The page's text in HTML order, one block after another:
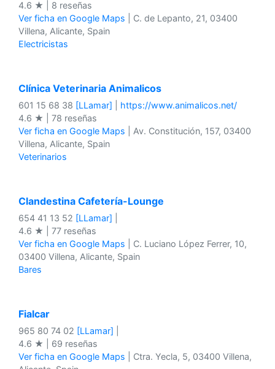
4.6 ★ | 8 reseñas
Ver ficha en Google Maps | C. de Lepanto, 21, 03400
Villena, Alicante, Spain
Electricistas
Clínica Veterinaria Animalicos
601 15 68 38 [LLamar]
https://www.animalicos.net/
4.6 ★ | 78 reseñas
Ver ficha en Google Maps | Av. Constitución, 157, 03400
Villena, Alicante, Spain
Veterinarios
Clandestina Cafetería-Lounge
654 41 13 52 [LLamar]
4.6 ★ | 77 reseñas
Ver ficha en Google Maps | C. Luciano López Ferrer, 10,
03400 Villena, Alicante, Spain
Bares
Fialcar
965 80 74 02 [LLamar]
4.6 ★ | 69 reseñas
Ver ficha en Google Maps | Ctra. Yecla, 5, 03400 Villena,